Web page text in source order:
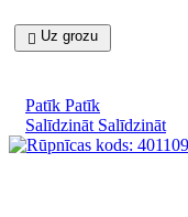
 Uz grozu
Patīk Patīk
Salīdzināt Salīdzināt